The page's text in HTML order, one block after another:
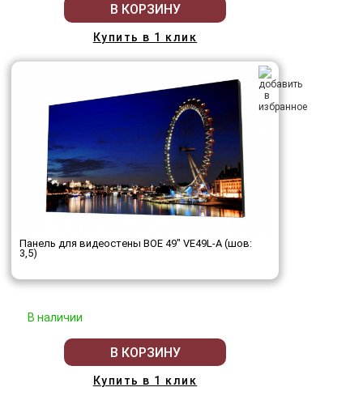
В КОРЗИНУ
Купить в 1 клик
Панель для видеостены BOE 49" VE49L-A (шов:
3,5)
В наличии
В КОРЗИНУ
Купить в 1 клик